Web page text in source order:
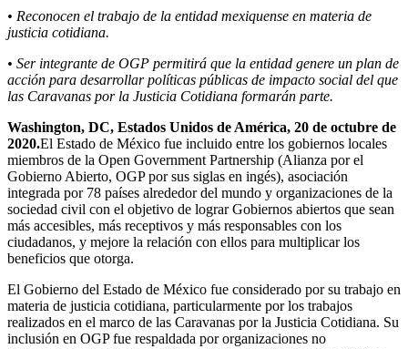
• Reconocen el trabajo de la entidad mexiquense en materia de
justicia cotidiana.
• Ser integrante de OGP permitirá que la entidad genere un plan de
acción para desarrollar políticas públicas de impacto social del que
las Caravanas por la Justicia Cotidiana formarán parte.
Washington, DC, Estados Unidos de América, 20 de octubre de
2020.El Estado de México fue incluido entre los gobiernos locales
miembros de la Open Government Partnership (Alianza por el
Gobierno Abierto, OGP por sus siglas en ingés), asociación
integrada por 78 países alrededor del mundo y organizaciones de la
sociedad civil con el objetivo de lograr Gobiernos abiertos que sean
más accesibles, más receptivos y más responsables con los
ciudadanos, y mejore la relación con ellos para multiplicar los
beneficios que otorga.
El Gobierno del Estado de México fue considerado por su trabajo en
materia de justicia cotidiana, particularmente por los trabajos
realizados en el marco de las Caravanas por la Justicia Cotidiana. Su
inclusión en OGP fue respaldada por organizaciones no